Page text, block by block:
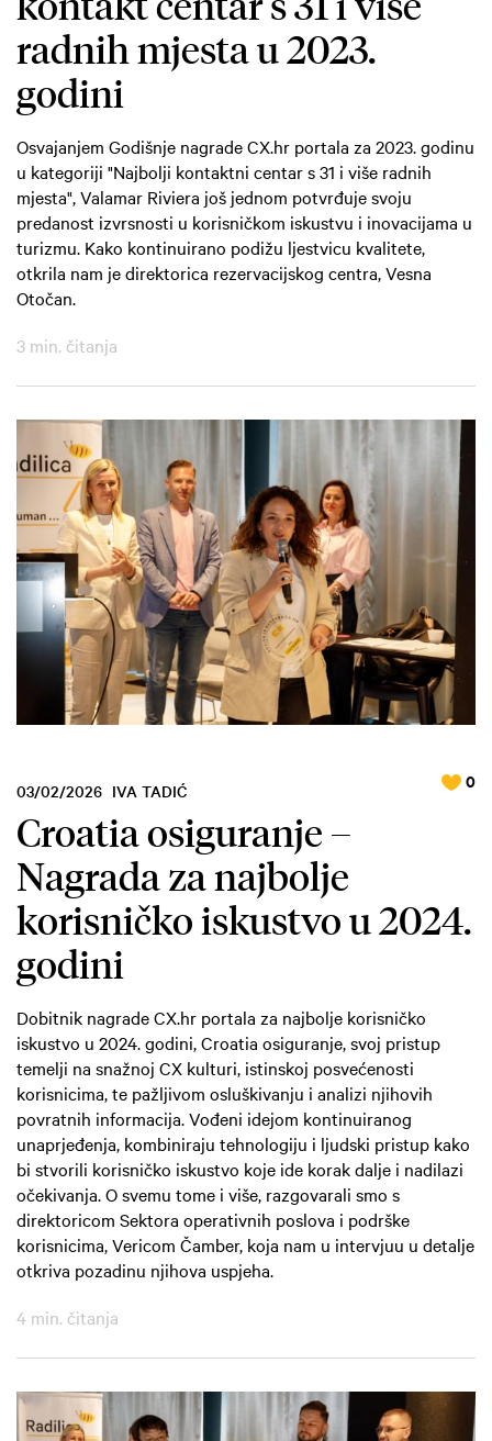
radnih mjesta u 2023.
godini
Osvajanjem Godišnje nagrade CX.hr portala za 2023. godinu
u kategoriji "Najbolji kontaktni centar s 31 i više radnih
mjesta", Valamar Riviera još jednom potvrđuje svoju
predanost izvrsnosti u korisničkom iskustvu i inovacijama u
turizmu. Kako kontinuirano podižu ljestvicu kvalitete,
otkrila nam je direktorica rezervacijskog centra, Vesna
Otočan.
3 min. čitanja
03/02/2026 IVA TADIĆ
Croatia osiguranje –
Nagrada za najbolje
korisničko iskustvo u 2024.
godini
0
Dobitnik nagrade CX.hr portala za najbolje korisničko
iskustvo u 2024. godini, Croatia osiguranje, svoj pristup
temelji na snažnoj CX kulturi, istinskoj posvećenosti
korisnicima, te pažljivom osluškivanju i analizi njihovih
povratnih informacija. Vođeni idejom kontinuiranog
unaprjeđenja, kombiniraju tehnologiju i ljudski pristup kako
bi stvorili korisničko iskustvo koje ide korak dalje i nadilazi
očekivanja. O svemu tome i više, razgovarali smo s
direktoricom Sektora operativnih poslova i podrške
korisnicima, Vericom Čamber, koja nam u intervjuu u detalje
otkriva pozadinu njihova uspjeha.
4 min. čitanja